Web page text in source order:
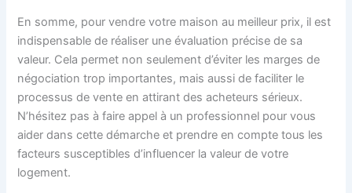
En somme, pour vendre votre maison au meilleur prix, il est
indispensable de réaliser une évaluation précise de sa
valeur. Cela permet non seulement d’éviter les marges de
négociation trop importantes, mais aussi de faciliter le
processus de vente en attirant des acheteurs sérieux.
N’hésitez pas à faire appel à un professionnel pour vous
aider dans cette démarche et prendre en compte tous les
facteurs susceptibles d’influencer la valeur de votre
logement.